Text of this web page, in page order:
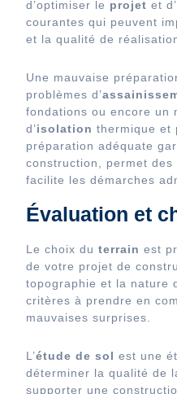
d’optimiser le projet et
courantes qui peuvent
et la qualité de
Une mauvaise
problèmes d’
fondations ou encore un
d’isolation thermique et
préparation adéquate
construction, permet des
facilite les démarches
Évaluation et
Le choix du terrain est
de votre projet de
topographie et la nature
critères à prendre en
mauvaises surprises.
L’étude de sol est une
déterminer la qualité de
supporter une